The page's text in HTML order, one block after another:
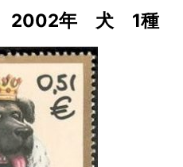
2002年 犬 1種